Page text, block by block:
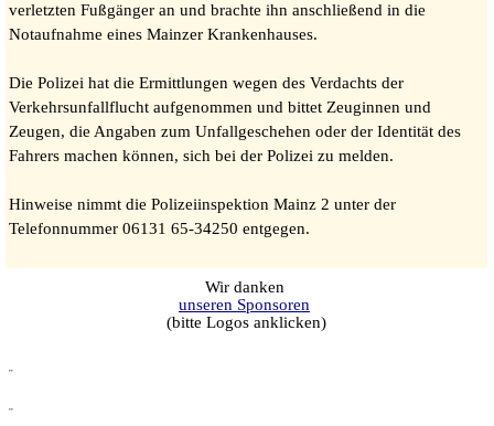
verletzten Fußgänger an und brachte ihn anschließend in die
Notaufnahme eines Mainzer Krankenhauses.
Die Polizei hat die Ermittlungen wegen des Verdachts der
Verkehrsunfallflucht aufgenommen und bittet Zeuginnen und
Zeugen, die Angaben zum Unfallgeschehen oder der Identität des
Fahrers machen können, sich bei der Polizei zu melden.
Hinweise nimmt die Polizeiinspektion Mainz 2 unter der
Telefonnummer 06131 65-34250 entgegen.
Wir danken
unseren Sponsoren
(bitte Logos anklicken)